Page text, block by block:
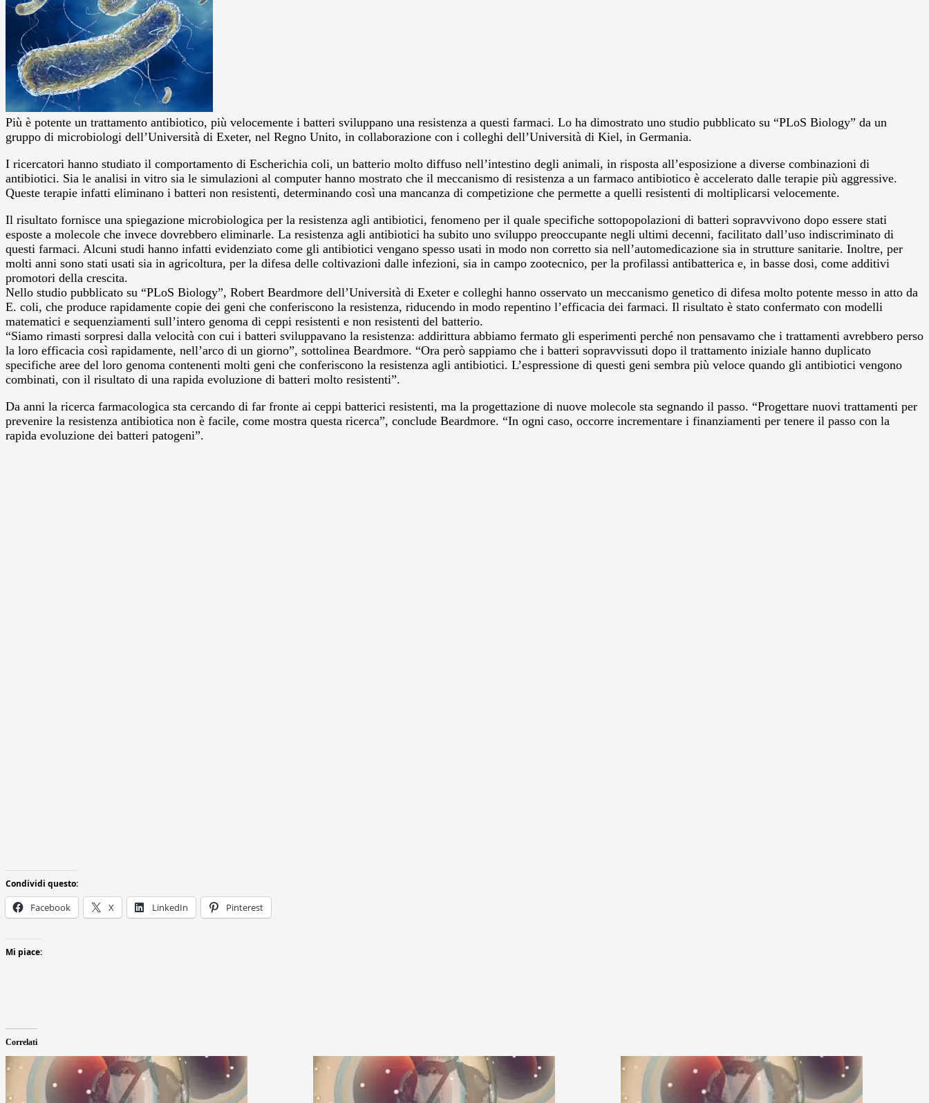
Più è potente un trattamento antibiotico, più velocemente i batteri sviluppano una resistenza a questi farmaci. Lo ha dimostrato uno studio pubblicato su “PLoS Biology” da un
gruppo di microbiologi dell’Università di Exeter, nel Regno Unito, in collaborazione con i colleghi dell’Università di Kiel, in Germania.
I ricercatori hanno studiato il comportamento di Escherichia coli, un batterio molto diffuso nell’intestino degli animali, in risposta all’esposizione a diverse combinazioni di
antibiotici. Sia le analisi in vitro sia le simulazioni al computer hanno mostrato che il meccanismo di resistenza a un farmaco antibiotico è accelerato dalle terapie più aggressive.
Queste terapie infatti eliminano i batteri non resistenti, determinando così una mancanza di competizione che permette a quelli resistenti di moltiplicarsi velocemente.
Il risultato fornisce una spiegazione microbiologica per la resistenza agli antibiotici, fenomeno per il quale specifiche sottopopolazioni di batteri sopravvivono dopo essere stati
esposte a molecole che invece dovrebbero eliminarle. La resistenza agli antibiotici ha subito uno sviluppo preoccupante negli ultimi decenni, facilitato dall’uso indiscriminato di
questi farmaci. Alcuni studi hanno infatti evidenziato come gli antibiotici vengano spesso usati in modo non corretto sia nell’automedicazione sia in strutture sanitarie. Inoltre, per
molti anni sono stati usati sia in agricoltura, per la difesa delle coltivazioni dalle infezioni, sia in campo zootecnico, per la profilassi antibatterica e, in basse dosi, come additivi
promotori della crescita.
Nello studio pubblicato su “PLoS Biology”, Robert Beardmore dell’Università di Exeter e colleghi hanno osservato un meccanismo genetico di difesa molto potente messo in atto da
E. coli, che produce rapidamente copie dei geni che conferiscono la resistenza, riducendo in modo repentino l’efficacia dei farmaci. Il risultato è stato confermato con modelli
matematici e sequenziamenti sull’intero genoma di ceppi resistenti e non resistenti del batterio.
“Siamo rimasti sorpresi dalla velocità con cui i batteri sviluppavano la resistenza: addirittura abbiamo fermato gli esperimenti perché non pensavamo che i trattamenti avrebbero perso
la loro efficacia così rapidamente, nell’arco di un giorno”, sottolinea Beardmore. “Ora però sappiamo che i batteri sopravvissuti dopo il trattamento iniziale hanno duplicato
specifiche aree del loro genoma contenenti molti geni che conferiscono la resistenza agli antibiotici. L’espressione di questi geni sembra più veloce quando gli antibiotici vengono
combinati, con il risultato di una rapida evoluzione di batteri molto resistenti”.
Da anni la ricerca farmacologica sta cercando di far fronte ai ceppi batterici resistenti, ma la progettazione di nuove molecole sta segnando il passo. “Progettare nuovi trattamenti per
prevenire la resistenza antibiotica non è facile, come mostra questa ricerca”, conclude Beardmore. “In ogni caso, occorre incrementare i finanziamenti per tenere il passo con la
rapida evoluzione dei batteri patogeni”.
Condividi questo:
Facebook X LinkedIn Pinterest
Mi piace:
Correlati